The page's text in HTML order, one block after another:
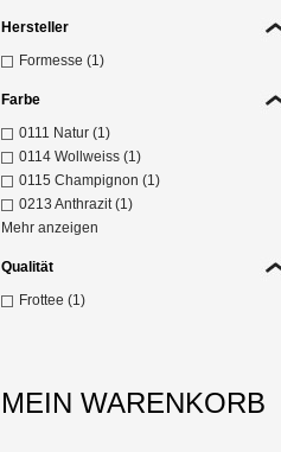
Hersteller
Formesse (1)
Farbe
0111 Natur (1)
0114 Wollweiss (1)
0115 Champignon (1)
0213 Anthrazit (1)
Mehr anzeigen
Qualität
Frottee (1)
MEIN WARENKORB